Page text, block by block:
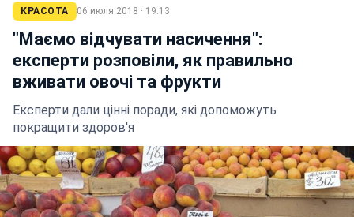
КРАСОТА 06 июля 2018 · 19:13
"Маємо відчувати насичення":
експерти розповіли, як правильно
вживати овочі та фрукти
Експерти дали цінні поради, які допоможуть
покращити здоров'я